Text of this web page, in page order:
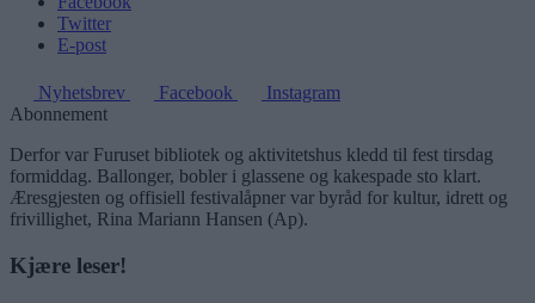
Twitter
E-post
Nyhetsbrev Facebook
Instagram
Abonnement
Derfor var Furuset bibliotek og aktivitetshus kledd til fest tirsdag
formiddag. Ballonger, bobler i glassene og kakespade sto klart.
Æresgjesten og offisiell festivalåpner var byråd for kultur, idrett og
frivillighet, Rina Mariann Hansen (Ap).
Kjære leser!